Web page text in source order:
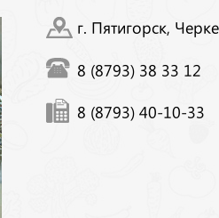
г. Пятигорск,
8 (8793) 38 33 12
8 (8793) 40-10-33